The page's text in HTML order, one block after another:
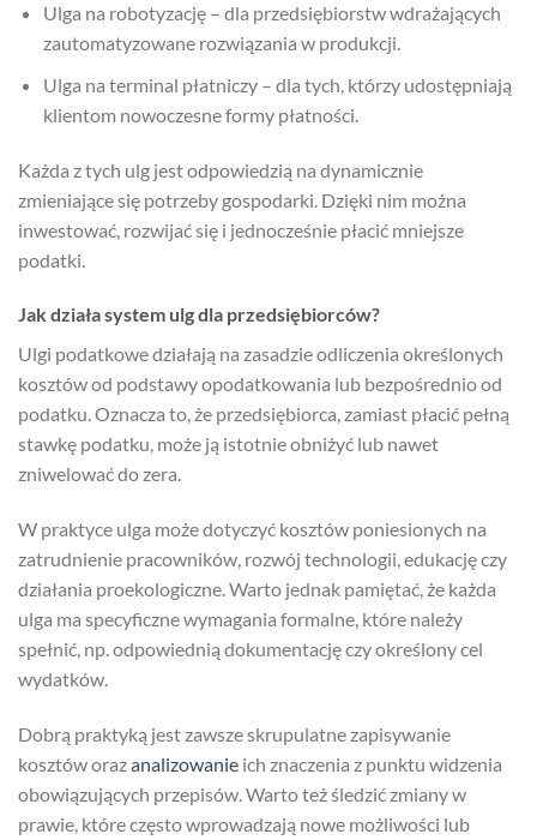
Ulga na robotyzację – dla przedsiębiorstw wdrażających
zautomatyzowane rozwiązania w produkcji.
Ulga na terminal płatniczy – dla tych, którzy udostępniają
klientom nowoczesne formy płatności.
Każda z tych ulg jest odpowiedzią na dynamicznie
zmieniające się potrzeby gospodarki. Dzięki nim można
inwestować, rozwijać się i jednocześnie płacić mniejsze
podatki.
Jak działa system ulg dla przedsiębiorców?
Ulgi podatkowe działają na zasadzie odliczenia określonych
kosztów od podstawy opodatkowania lub bezpośrednio od
podatku. Oznacza to, że przedsiębiorca, zamiast płacić pełną
stawkę podatku, może ją istotnie obniżyć lub nawet
zniwelować do zera.
W praktyce ulga może dotyczyć kosztów poniesionych na
zatrudnienie pracowników, rozwój technologii, edukację czy
działania proekologiczne. Warto jednak pamiętać, że każda
ulga ma specyficzne wymagania formalne, które należy
spełnić, np. odpowiednią dokumentację czy określony cel
wydatków.
Dobrą praktyką jest zawsze skrupulatne zapisywanie
kosztów orazanalizowanie ich znaczenia z punktu widzenia
obowiązujących przepisów. Warto też śledzić zmiany w
prawie, które często wprowadzają nowe możliwości lub